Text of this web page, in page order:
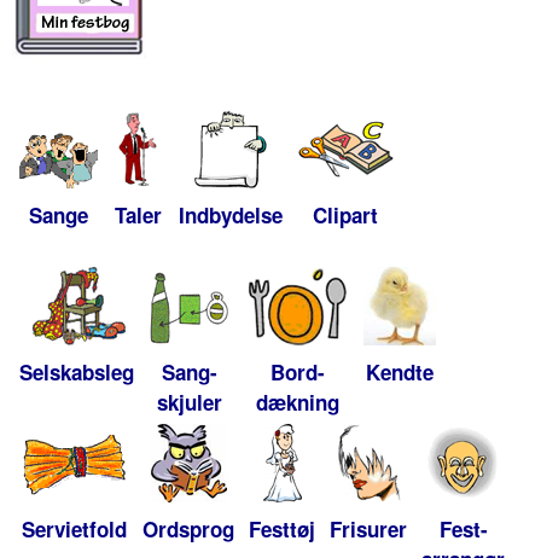
Sange Taler Indbydelse Clipart
Selskabsleg
Sang-
skjuler
Bord-
dækning
Kendte
Servietfold Ordsprog Festtøj Frisurer
Fest-